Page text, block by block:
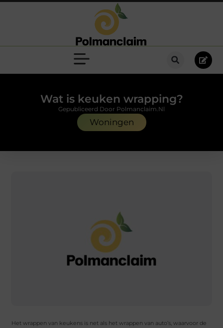
Wat is keuken wrapping?
Woningen
Gepubliceerd Door Polmanclaim.nl
Het wrappen van keukens is net als het wrappen van auto’s, waarvoor de